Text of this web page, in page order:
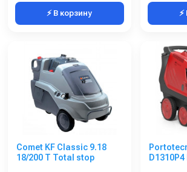
⚡ В корзину
Comet KF Classic 9.18
18/200 T Total stop
D1310P4